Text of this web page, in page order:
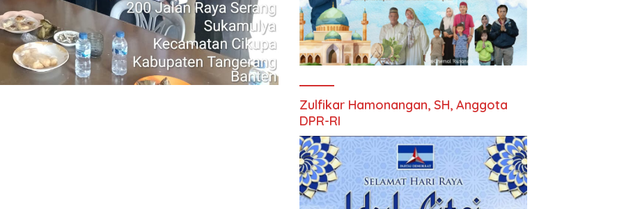
Zulfikar Hamonangan, SH, Anggota
DPR-RI